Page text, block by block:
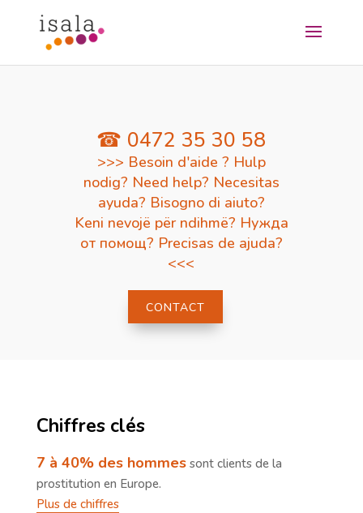
☎ 0472 35 30 58
>>> Besoin d'aide ? Hulp
nodig? Need help? Necesitas
ayuda? Bisogno di aiuto?
Keni nevojë për ndihmë? Нужда
от помощ? Precisas de ajuda?
<<<
CONTACT
Chiffres clés
7 à 40% des hommessont clients de la
prostitution en Europe.
Plus de chiffres